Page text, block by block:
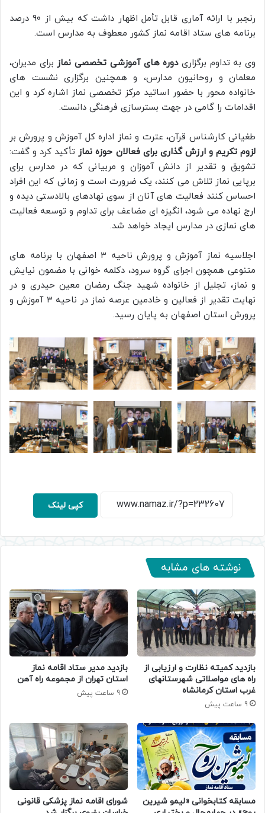
رنجبر با ارائه آماری قابل تأمل اظهار داشت که بیش از ۹۰ درصد
برنامه های ستاد اقامه نماز کشور معطوف به مدارس است.
وی به تداوم برگزاریدوره های آموزشی تخصصی نماز برای مدیران،
معلمان و روحانیون مدارس، و همچنین برگزاری نشست های
خانواده محور با حضور اساتید مرکز تخصصی نماز اشاره کرد و این
اقدامات را گامی در جهت بسترسازی فرهنگی دانست.
طغیانی کارشناس قرآن، عترت و نماز اداره کل آموزش و پرورش بر
لزوم تکریم و ارزش گذاری برای فعالان حوزه نماز تأکید کرد و گفت:
تشویق و تقدیر از دانش آموزان و مربیانی که در مدارس برای
برپایی نماز تلاش می کنند، یک ضرورت است و زمانی که این افراد
احساس کنند فعالیت های آنان از سوی نهادهای بالادستی دیده و
ارج نهاده می شود، انگیزه ای مضاعف برای تداوم و توسعه فعالیت
های نمازی در مدارس ایجاد خواهد شد.
اجلاسیه نماز آموزش و پرورش ناحیه ۳ اصفهان با برنامه های
متنوعی همچون اجرای گروه سرود، دکلمه خوانی با مضمون نیایش
و نماز، تجلیل از خانواده شهید جنگ رمضان معین حیدری و در
نهایت تقدیر از فعالین و خادمین عرصه نماز در ناحیه ۳ آموزش و
پرورش استان اصفهان به پایان رسید.
کپی لینک
نوشته های مشابه
بازدید کمیته نظارت و ارزیابی از
راه های مواصلاتی شهرستانهای
غرب استان کرمانشاه
9 ساعت پیش
بازدید مدیر ستاد اقامه نماز
استان تهران از مجموعه راه آهن
9 ساعت پیش
مسابقه کتابخوانی «لیمو شیرین
شورای اقامه نماز پزشکی قانونی